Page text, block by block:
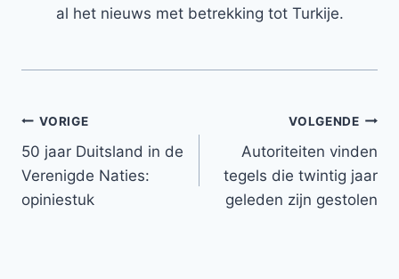
al het nieuws met betrekking tot Turkije.
Bericht
navigatie
VORIGE
50 jaar Duitsland in de
Verenigde Naties:
opiniestuk
VOLGENDE
Autoriteiten vinden
tegels die twintig jaar
geleden zijn gestolen